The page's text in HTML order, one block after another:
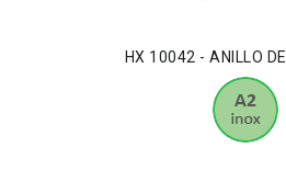
HX 10042 - ANILLO